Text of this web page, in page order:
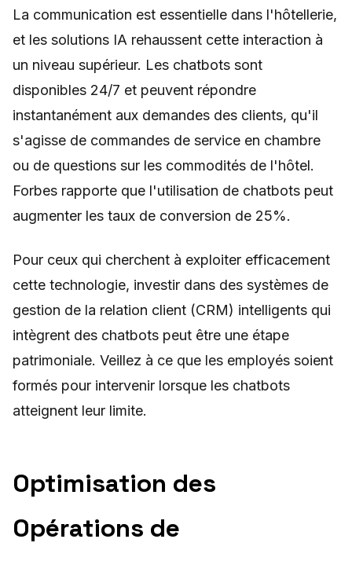
La communication est essentielle dans l'hôtellerie,
et les solutions IA rehaussent cette interaction à
un niveau supérieur. Les chatbots sont
disponibles 24/7 et peuvent répondre
instantanément aux demandes des clients, qu'il
s'agisse de commandes de service en chambre
ou de questions sur les commodités de l'hôtel.
Forbes rapporte que l'utilisation de chatbots peut
augmenter les taux de conversion de 25%.
Pour ceux qui cherchent à exploiter efficacement
cette technologie, investir dans des systèmes de
gestion de la relation client (CRM) intelligents qui
intègrent des chatbots peut être une étape
patrimoniale. Veillez à ce que les employés soient
formés pour intervenir lorsque les chatbots
atteignent leur limite.
Optimisation des
Opérations de